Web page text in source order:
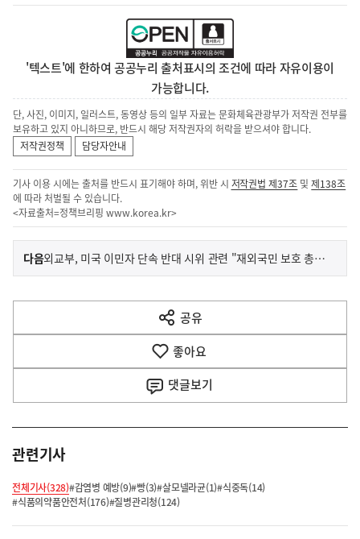
'텍스트'에 한하여 공공누리 출처표시의 조건에 따라 자유이용이
가능합니다.
단, 사진, 이미지, 일러스트, 동영상 등의 일부 자료는 문화체육관광부가 저작권 전부를
보유하고 있지 아니하므로, 반드시 해당 저작권자의 허락을 받으셔야 합니다.
저작권정책
담당자안내
기사 이용 시에는 출처를 반드시 표기해야 하며, 위반 시 저작권법 제37조 및제138조
에 따라 처벌될 수 있습니다.
<자료출처=정책브리핑 www.korea.kr>
이
전
다
음
다음기
사
외교부, 미국 이민자 단속 반대 시위 관련 "재외국민 보호 총력"
공유
열
기
좋아요
댓글보기
관련기사
전체기사(328)#감염병 예방(9)#빵(3)#살모넬라균(1)#식중독(14)
#식품의약품안전처(176)#질병관리청(124)